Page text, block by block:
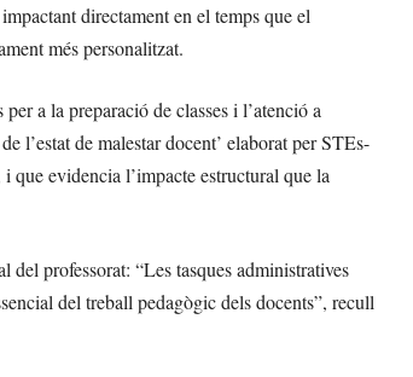
directament en el temps que el
més personalitzat.
a la preparació de classes i l’atenció a
l’estat de malestar docent’ elaborat per STEs-
que evidencia l’impacte estructural que la
professorat: “Les tasques administratives
del treball pedagògic dels docents”, recull